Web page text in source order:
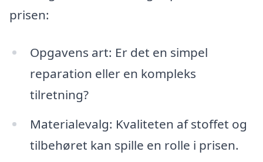
prisen:
Opgavens art: Er det en simpel
reparation eller en kompleks
tilretning?
Materialevalg: Kvaliteten af stoffet og
tilbehøret kan spille en rolle i prisen.